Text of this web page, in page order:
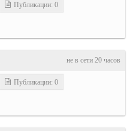
Публикации: 0
не в сети 20 часов
Публикации: 0